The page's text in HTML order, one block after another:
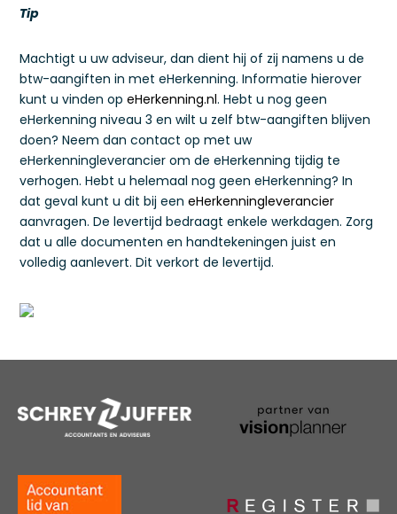
Tip
Machtigt u uw adviseur, dan dient hij of zij namens u de
btw-aangiften in met eHerkenning. Informatie hierover
kunt u vinden opeHerkenning.nl. Hebt u nog geen
eHerkenning niveau 3 en wilt u zelf btw-aangiften blijven
doen? Neem dan contact op met uw
eHerkenningleverancier om de eHerkenning tijdig te
verhogen. Hebt u helemaal nog geen eHerkenning? In
dat geval kunt u dit bij eeneHerkenningleverancier
aanvragen. De levertijd bedraagt enkele werkdagen. Zorg
dat u alle documenten en handtekeningen juist en
volledig aanlevert. Dit verkort de levertijd.